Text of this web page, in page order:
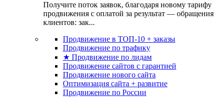
Получите поток заявок, благодаря новому тарифу
продвижения с оплатой за результат — обращения
клиентов: зак...
Продвижение в ТОП-10 + заказы
Продвижение по трафику
★ Продвижение по лидам
Продвижение сайтов с гарантией
Продвижение нового сайта
Оптимизация сайта + развитие
Продвижение по России